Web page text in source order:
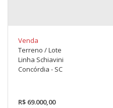
Venda
Terreno / Lote
Linha Schiavini
Concórdia - SC
R$ 69.000,00